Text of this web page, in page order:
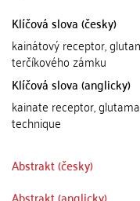
Klíčová slova (česky)
kainátový receptor,
terčíkového zámku
Klíčová slova (anglicky)
kainate receptor,
technique
Abstrakt (česky)